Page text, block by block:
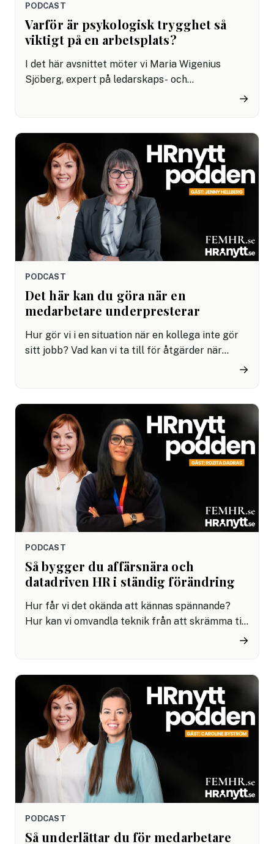
PODCAST
Varför är psykologisk trygghet så
viktigt på en arbetsplats?
I det här avsnittet möter vi Maria Wigenius
Sjöberg, expert på ledarskaps- och
psykologisk trygghet och ställa de rätta
frågorna.
→
PODCAST
Det här kan du göra när en
medarbetare underpresterar
Hur gör vi i en situation när en kollega inte gör
sitt jobb? Vad kan vi ta till för åtgärder när
→
PODCAST
Så bygger du affärsnära och
datadriven HR i ständig förändring
Hur får vi det okända att kännas spännande?
Hur kan vi omvandla teknik från att skrämma till
Dadras, som gått från systemutveckling till att
leda HR i ett snabbföränderligt telekombolag.
Som Chief HR Officer och Chief Internal Control
Officer på 3 Sverige har hon stor erfarenhet av
HR i en snabbrörlig marknad.
→
PODCAST
Så underlättar du för medarbetare